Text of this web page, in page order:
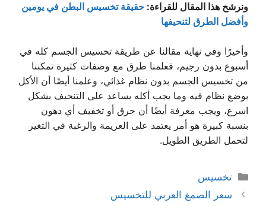
ونرشح هذا المقال للقراءة: حقيقة تخسيس البطن في يومين
وأفضل الطرق لتنحيفها
وأخيرًا وفي نهاية مقالنا عن طريقة تخسيس الجسم كله في
أسبوع بدون رجيم، فعلمنا طرق مع وصفات كثيرة تمكننا
من تخسيس الجسم بدون نظام غذائي، وعلمنا أيضًا أن الأكل
بوضع نظام فيه وما يجب أكله يساعد على التنحيف بشكل
اسرع، ويجب معرفة أيضًا أن حرق أو تخفيف أي دهون
بنسبة كبيرة هو أمر يعتمد على العزيمة والرغبة في التغير
لتحمل الطريق الطويل.
التصنيفات
تخسيس
سعر الصمغ العربي للتخسيس